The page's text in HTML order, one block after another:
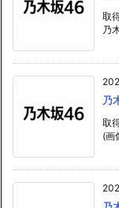
取
乃
乃
取
(画
乃